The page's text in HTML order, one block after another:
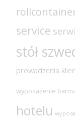
service
stół
prowadzenia
wyposażenie
hotelu